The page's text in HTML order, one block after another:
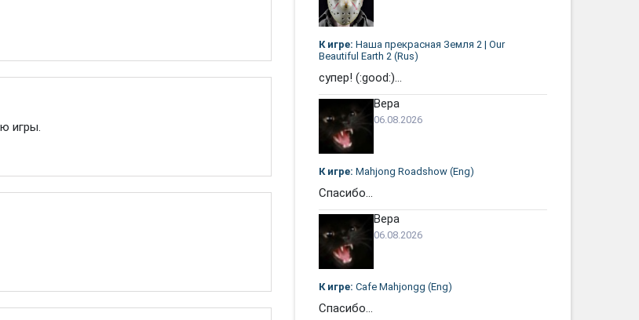
игры.
К игре: Наша прекрасная Земля 2 | Our
Beautiful Earth 2 (Rus)
супер! (:good:)...
Вера
06.08.2026
К игре: Mahjong Roadshow (Eng)
Спасибо...
Вера
06.08.2026
К игре: Cafe Mahjongg (Eng)
Спасибо...